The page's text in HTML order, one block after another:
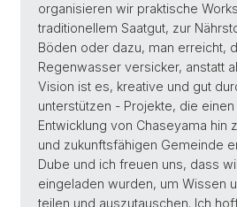
organisieren wir praktische
traditionellem Saatgut, zur
Böden oder dazu, man erreicht,
Regenwasser versicker, anstatt
Vision ist es, kreative und gut
unterstützen - Projekte, die
Entwicklung von Chaseyama hin
und zukunftsfähigen Gemeinde
Dube und ich freuen uns, dass
eingeladen wurden, um Wissen
teilen und auszutauschen. Ich